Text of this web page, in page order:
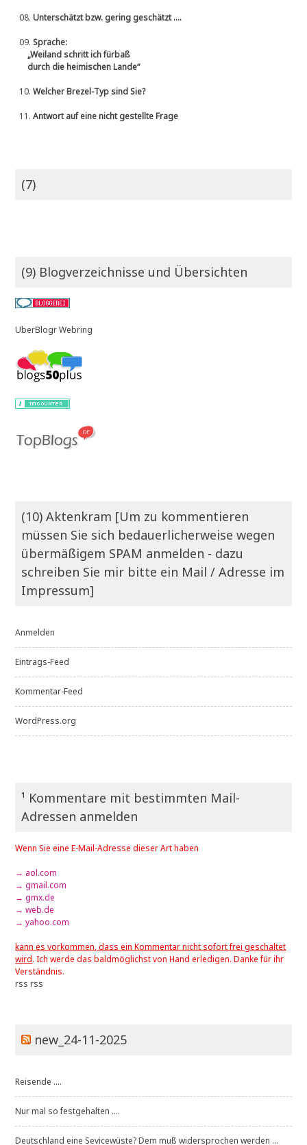
08.Unterschätzt bzw. gering geschätzt ....
09.Sprache:
„Weiland schritt ich fürbaß
durch die heimischen Lande“
10.Welcher Brezel-Typ sind Sie?
11.Antwort auf eine nicht gestellte Frage
(7)
(9) Blogverzeichnisse und Übersichten
UberBlogr Webring
(10) Aktenkram [Um zu kommentieren
müssen Sie sich bedauerlicherweise wegen
übermäßigem SPAM anmelden - dazu
schreiben Sie mir bitte ein Mail / Adresse im
Impressum]
Anmelden
Eintrags-Feed
Kommentar-Feed
WordPress.org
¹ Kommentare mit bestimmten Mail-
Adressen anmelden
Wenn Sie eine E-Mail-Adresse dieser Art haben
→ aol.com
→ gmail.com
→ gmx.de
→ web.de
→ yahoo.com
kann es vorkommen, dass ein Kommentar nicht sofort frei geschaltet
wird. Ich werde das baldmöglichst von Hand erledigen. Danke für ihr
Verständnis.
rss rss
new_24-11-2025
Reisende ....
Nur mal so festgehalten ....
Deutschland eine Sevicewüste? Dem muß widersprochen werden ...